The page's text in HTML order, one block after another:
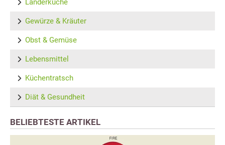
Länderküche
Gewürze & Kräuter
Obst & Gemüse
Lebensmittel
Küchentratsch
Diät & Gesundheit
BELIEBTESTE ARTIKEL